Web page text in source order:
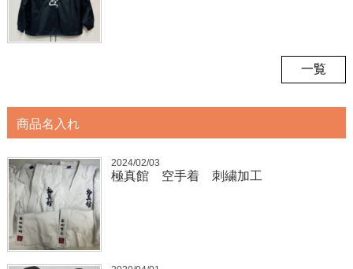
一覧
商品名入れ
2024/02/03
極真館 空手着 刺繍加工